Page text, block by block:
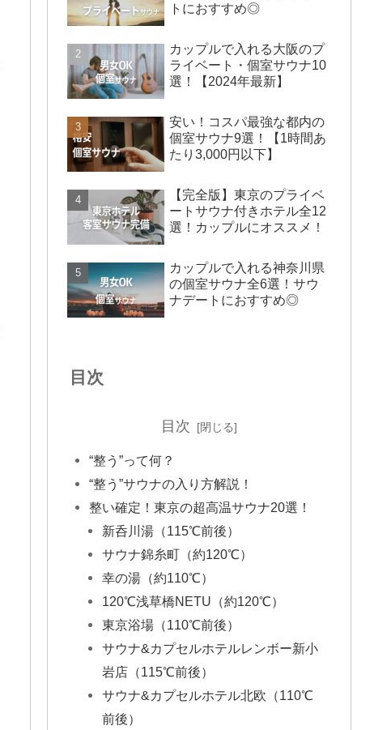
トにおすすめ◎
カップルで入れる大阪のプ
ライベート・個室サウナ10
選！【2024年最新】
安い！コスパ最強な都内の
個室サウナ9選！【1時間あ
たり3,000円以下】
【完全版】東京のプライベ
ートサウナ付きホテル全12
選！カップルにオススメ！
カップルで入れる神奈川県
の個室サウナ全6選！サウ
ナデートにおすすめ◎
目次
目次
“整う”って何？
“整う”サウナの入り方解説！
整い確定！東京の超高温サウナ20選！
新呑川湯（115℃前後）
サウナ錦糸町（約120℃）
幸の湯（約110℃）
120℃浅草橋NETU（約120℃）
東京浴場（110℃前後）
サウナ&カプセルホテルレンボー新小
岩店（115℃前後）
サウナ&カプセルホテル北欧（110℃
前後）